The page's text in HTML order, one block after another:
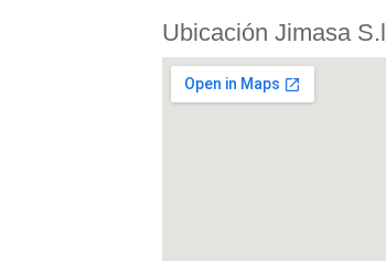
Ubicación Jimasa S.l